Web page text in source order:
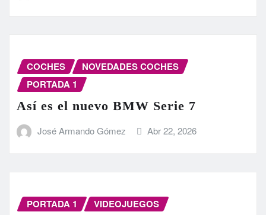
COCHES
NOVEDADES COCHES
PORTADA 1
Así es el nuevo BMW Serie 7
José Armando Gómez Abr 22, 2026
PORTADA 1 VIDEOJUEGOS